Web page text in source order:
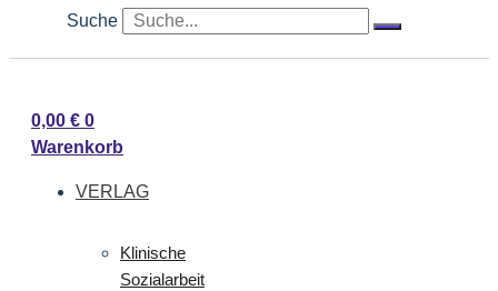
Suche
0,00 € 0
Warenkorb
VERLAG
Klinische
Sozialarbeit